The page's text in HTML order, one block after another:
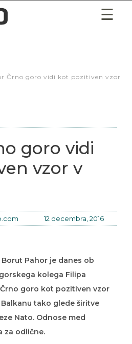
goro vidi
vzor v
12 decembra, 2016
kolega Filipa
goro kot pozitiven vzor
tako glede širitve
Nato. Odnose med
za odlične.